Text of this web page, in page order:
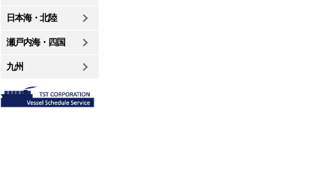
日本海・北陸
瀬戸内海・四国
九州